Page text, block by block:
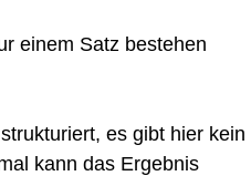
einem Satz bestehen
es gibt hier kein
kann das Ergebnis